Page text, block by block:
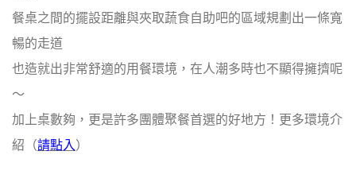
餐桌之間的擺設距離與夾取蔬食自助吧的區域規劃出一條寬
暢的走道
也造就出非常舒適的用餐環境，在人潮多時也不顯得擁擠呢
～
加上桌數夠，更是許多團體聚餐首選的好地方！更多環境介
紹（請點入 ）